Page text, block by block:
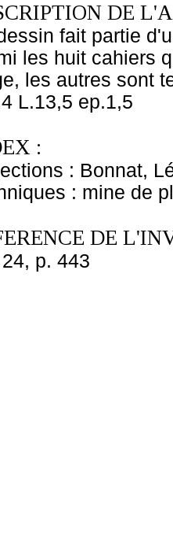
DE
fait partie
les huit cahiers
les autres sont
L.13,5 ep.1,5
:
: Bonnat,
: mine de
DE
p. 443